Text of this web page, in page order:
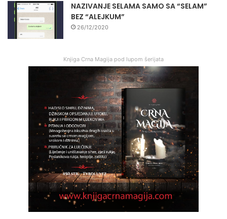
NAZIVANJE SELAMA SAMO SA “SELAM”
BEZ “ALEJKUM”
26/12/2020
Knjiga Crna Magija pod lupom šerijata